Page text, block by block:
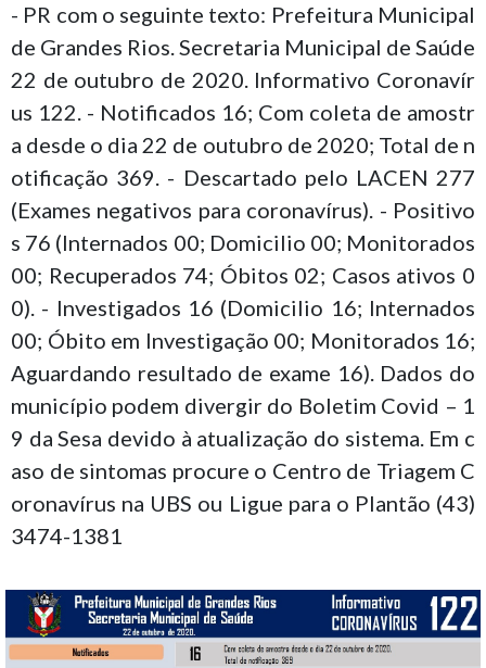
- PR com o seguinte texto: Prefeitura Municipal
de Grandes Rios. Secretaria Municipal de Saúde
22 de outubro de 2020. Informativo Coronavír
us 122. - Notificados 16; Com coleta de amostr
a desde o dia 22 de outubro de 2020; Total de n
otificação 369. - Descartado pelo LACEN 277
(Exames negativos para coronavírus). - Positivo
s 76 (Internados 00; Domicilio 00; Monitorados
00; Recuperados 74; Óbitos 02; Casos ativos 0
0). - Investigados 16 (Domicilio 16; Internados
00; Óbito em Investigação 00; Monitorados 16;
Aguardando resultado de exame 16). Dados do
município podem divergir do Boletim Covid – 1
9 da Sesa devido à atualização do sistema. Em c
aso de sintomas procure o Centro de Triagem C
oronavírus na UBS ou Ligue para o Plantão (43)
3474-1381